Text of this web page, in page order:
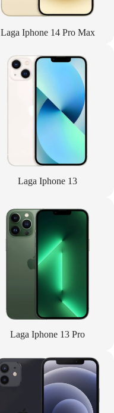
Laga Iphone 14 Pro Max
Laga Iphone 13
Laga Iphone 13 Pro